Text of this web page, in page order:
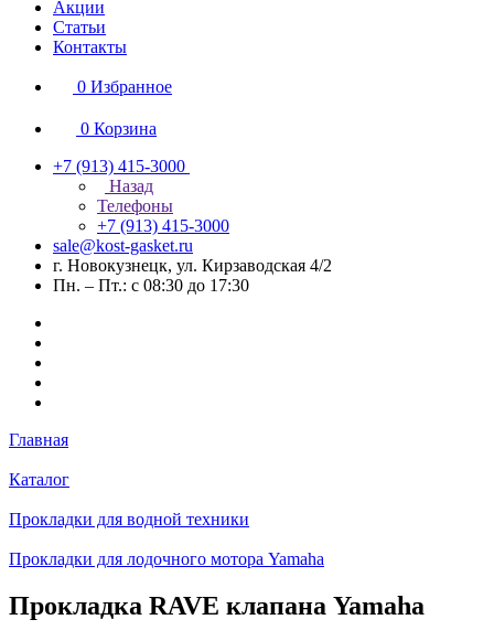
Акции
Статьи
Контакты
0 Избранное
0 Корзина
+7 (913) 415-3000
Назад
Телефоны
+7 (913) 415-3000
sale@kost-gasket.ru
г. Новокузнецк, ул. Кирзаводская 4/2
Пн. – Пт.: с 08:30 до 17:30
Главная
Каталог
Прокладки для водной техники
Прокладки для лодочного мотора Yamaha
Прокладка RAVE клапана Yamaha